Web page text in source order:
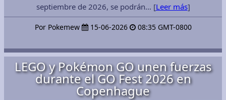
septiembre de 2026, se podrán… [Leer más]
Por Pokemew 15-06-2026 08:35 GMT-0800
LEGO y Pokémon GO unen fuerzas
durante el GO Fest 2026 en
Copenhague